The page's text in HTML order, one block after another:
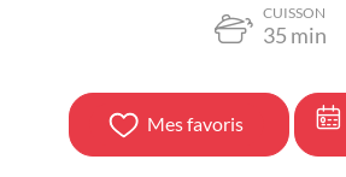
CUISSON
35 min
Mes favoris